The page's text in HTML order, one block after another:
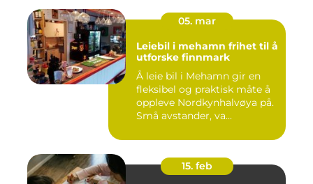
05. mar
Leiebil i mehamn frihet til å
utforske finnmark
Å leie bil i Mehamn gir en
fleksibel og praktisk måte å
oppleve Nordkynhalvøya på.
Små avstander, va...
15. feb